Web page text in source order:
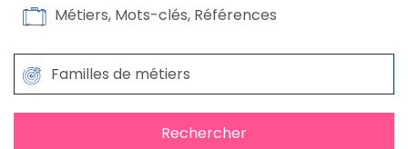
Rechercher par Métiers, Mots-clés, Références
Familles de métiers
Rechercher